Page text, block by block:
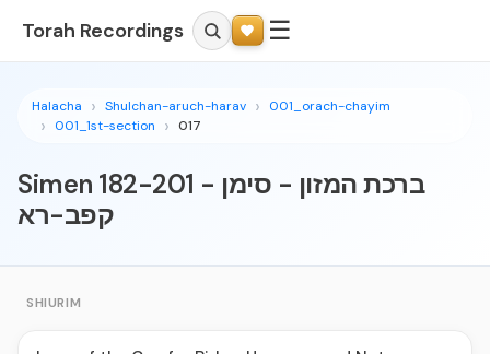
Torah Recordings ☰
Halacha Shulchan-aruch-harav
001_orach-chayim
001_1st-section
017
Simen 182-201 - ברכת המזון - סימן
קפב-רא
SHIURIM